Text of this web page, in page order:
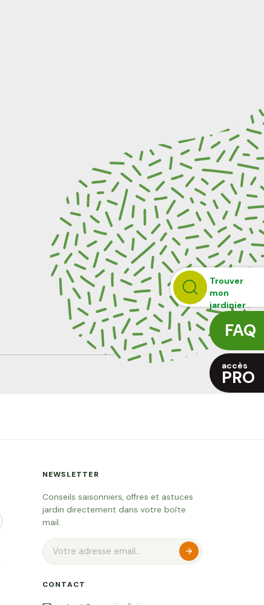
Trouver
mon
jardinier
FAQ
accès
PRO
NEWSLETTER
Conseils saisonniers, offres et astuces
jardin directement dans votre boîte
mail.
CONTACT